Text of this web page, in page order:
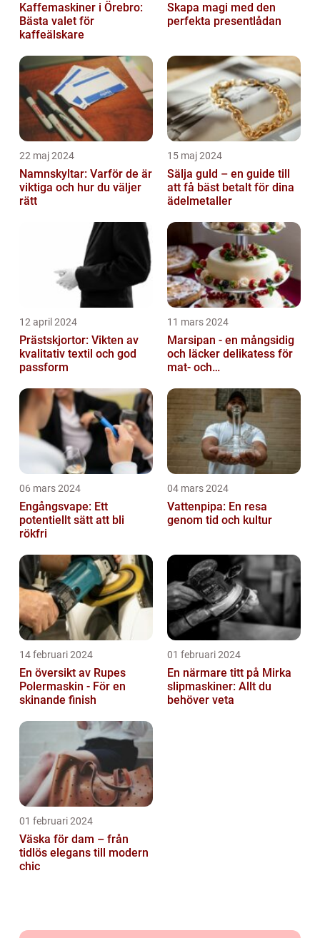
Kaffemaskiner i Örebro:
Bästa valet för
kaffeälskare
Skapa magi med den
perfekta presentlådan
22 maj 2024
Namnskyltar: Varför de är
viktiga och hur du väljer
rätt
15 maj 2024
Sälja guld – en guide till
att få bäst betalt för dina
ädelmetaller
12 april 2024
Prästskjortor: Vikten av
kvalitativ textil och god
passform
11 mars 2024
Marsipan - en mångsidig
och läcker delikatess för
mat- och
06 mars 2024
Engångsvape: Ett
potentiellt sätt att bli
rökfri
04 mars 2024
Vattenpipa: En resa
genom tid och kultur
14 februari 2024
En översikt av Rupes
Polermaskin - För en
skinande finish
01 februari 2024
En närmare titt på Mirka
slipmaskiner: Allt du
behöver veta
01 februari 2024
Väska för dam – från
tidlös elegans till modern
chic